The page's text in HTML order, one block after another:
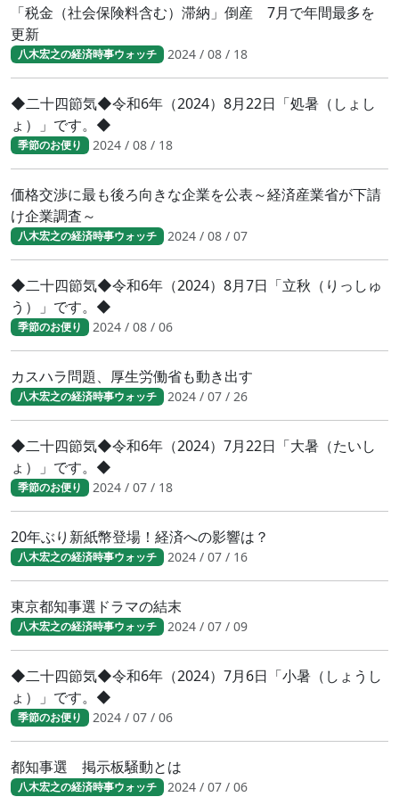
「税金（社会保険料含む）滞納」倒産 7月で年間最多を
更新
八木宏之の経済時事ウォッチ 2024 / 08 / 18
◆二十四節気◆令和6年（2024）8月22日「処暑（しょし
ょ）」です。◆
季節のお便り 2024 / 08 / 18
価格交渉に最も後ろ向きな企業を公表～経済産業省が下請
け企業調査～
八木宏之の経済時事ウォッチ 2024 / 08 / 07
◆二十四節気◆令和6年（2024）8月7日「立秋（りっしゅ
う）」です。◆
季節のお便り 2024 / 08 / 06
カスハラ問題、厚生労働省も動き出す
八木宏之の経済時事ウォッチ 2024 / 07 / 26
◆二十四節気◆令和6年（2024）7月22日「大暑（たいし
ょ）」です。◆
季節のお便り 2024 / 07 / 18
20年ぶり新紙幣登場！経済への影響は？
八木宏之の経済時事ウォッチ 2024 / 07 / 16
東京都知事選ドラマの結末
八木宏之の経済時事ウォッチ 2024 / 07 / 09
◆二十四節気◆令和6年（2024）7月6日「小暑（しょうし
ょ）」です。◆
季節のお便り 2024 / 07 / 06
都知事選 掲示板騒動とは
八木宏之の経済時事ウォッチ 2024 / 07 / 06